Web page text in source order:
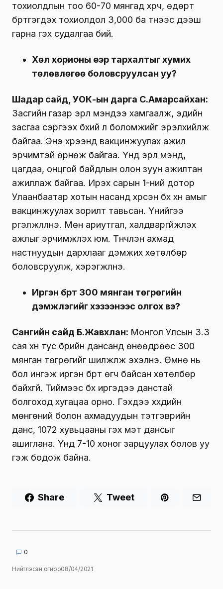
тохиолдлын тоо 60-70 мянгад хүрч, өдөрт
бүртгэгдэх тохиолдол 3,000 ба түүнээс дээш
гарна гэх судалгаа бий.
Хөл хорионы үеэр тархалтыг хумих
төлөвлөгөө боловсруулсан уу?
Шадар сайд, УОК-ын дарга С.Амарсайхан:
Засгийн газар эрүүл мэндээ хамгаалж, эдийн
засгаа сэргээх бүхий л боломжийг эрэлхийлж
байгаа. Энэ хүрээнд вакцинжуулах ажил
эрчимтэй өрнөж байгаа. Үүнд эрүүл мэнд,
цагдаа, онцгой байдлын олон зуун ажилтан
ажиллаж байгаа. Ирэх сарын 1-ний дотор
Улаанбаатар хотын насанд хүрсэн бүх хүн амыг
вакцинжуулах зорилт тавьсан. Үүнийгээ
үргэлжлүүлнэ. Мөн ариутгал, халдваргүйжүүлэх
ажлыг эрчимжүүлэх юм. Түүнчлэн ахмад
настнуудын дархлааг дэмжих хөтөлбөр
боловсруулж, хэрэгжүүлнэ.
Иргэн бүрт 300 мянган төгрөгийн
дэмжлэгийг хэзээнээс олгох вэ?
Сангийн сайд Б.Жавхлан: Монгол Улсын 3.3
сая хүн тус бүрийн дансанд өнөөдрөөс 300
мянган төгрөгийг шилжүүлж эхэлнэ. Өмнө нь
бол ингэж иргэн бүрт өгч байсан хөтөлбөр
байхгүй. Тиймээс бүх иргэдээ данстай
болгоход хугацаа орно. Гэхдээ хүүхдийн
мөнгөний болон ахмадуудын тэтгэврийн
данс, 1072 хувьцааны гэх мэт дансыг
ашиглана. Үүнд 7-10 хоног зарцуулах болов уу
гэж бодож байна.
Share Tweet
0
Нийтлэсэн огноо08/04/2021